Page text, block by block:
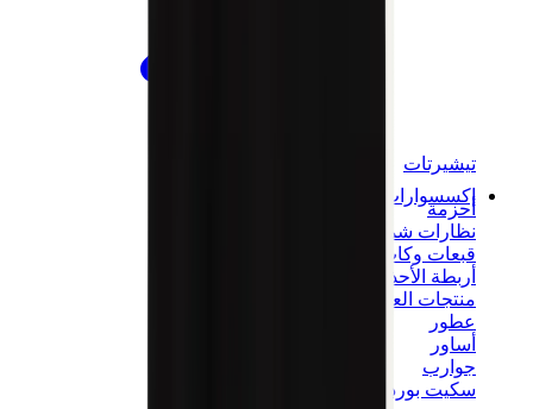
تيشيرتات
إكسسوارات
أحزمة
نظارات شمسية
قبعات وكاب
أربطة الأحذية
منتجات العناية بالسنيكرز
عطور
أساور
جوارب
سكيت بورد